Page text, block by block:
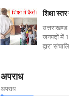
शिक्षा
जनपदों में
द्वारा
अपराध
अपराध